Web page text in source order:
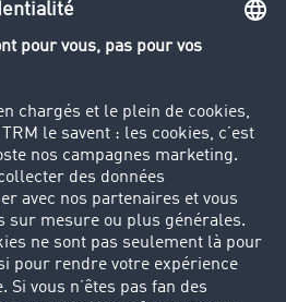
des poids lourds